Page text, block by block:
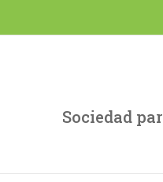
Sociedad
experience by
the cookies.